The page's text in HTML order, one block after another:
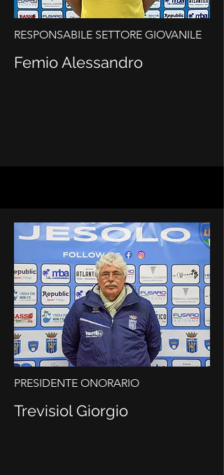
RESPONSABILE SETTORE GIOVANILE
Femio Alessandro
PRESIDENTE ONORARIO
Trevisiol Giorgio